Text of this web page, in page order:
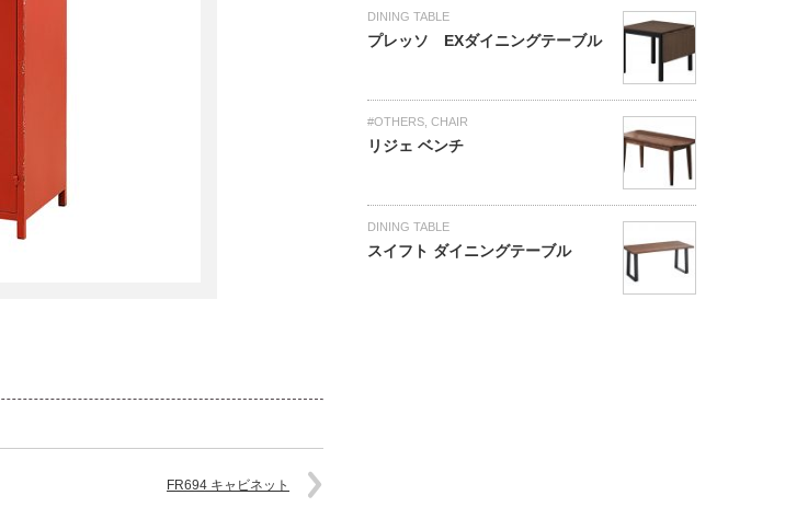
FR694 キャビネット
DINING TABLE
プレッソ EXダイニングテーブル
#OTHERS CHAIR
リジェ ベンチ
DINING TABLE
スイフト ダイニングテーブル